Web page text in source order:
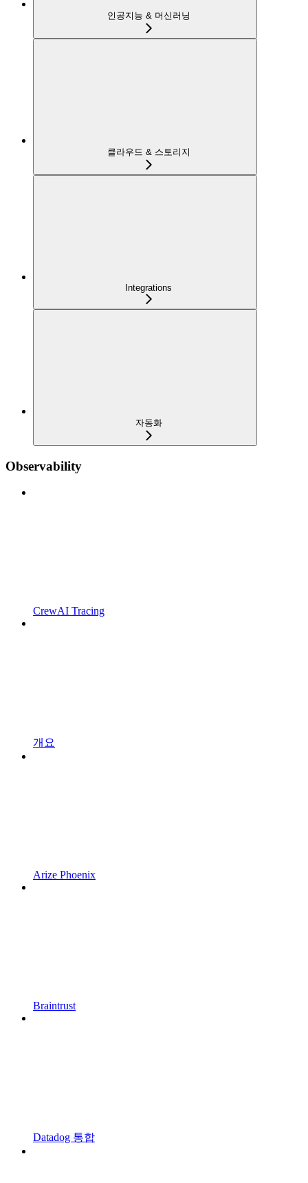
인공지능 & 머신러닝
클라우드 & 스토리지
Integrations
자동화
Observability
CrewAI Tracing
개요
Arize Phoenix
Braintrust
Datadog 통합